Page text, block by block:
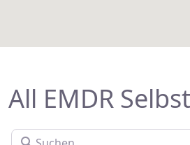
All EMDR
Suchen